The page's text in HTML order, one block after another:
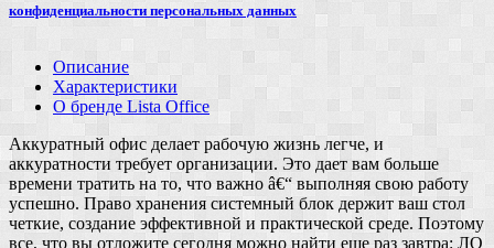
конфиденциальности персональных данных
Описание
Характеристики
О бренде Lista Office
Аккуратный офис делает рабочую жизнь легче, и
аккуратности требует организации. Это дает вам больше
времени тратить на то, что важно â€“ выполняя свою работу
успешно. Право хранения системный блок держит ваш стол
четкие, создание эффективной и практической среде. Поэтому
все, что вы отложите сегодня можно найти еще раз завтра: ЛО